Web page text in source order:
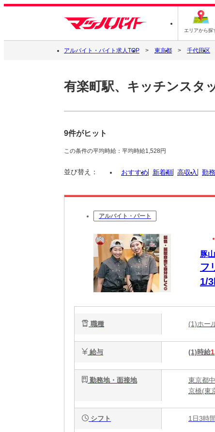
エリアから探
アルバイト・バイト求人TOP 東京都 千代田区
有楽町駅、キッチンスタ
9件がヒット
この条件の平均時給：平均時給1,528円
並び替え： おすすめ 新着順 高収入 勤
アルバイト・パート
豚
フ
1/
職種 (1)ホー
給与 (1)時給
勤務地・面接地
東京都
京橋(東
シフト 1日3時